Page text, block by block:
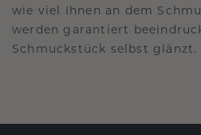
wie viel Ihnen an dem
werden garantiert
Schmuckstück selbst glänzt.